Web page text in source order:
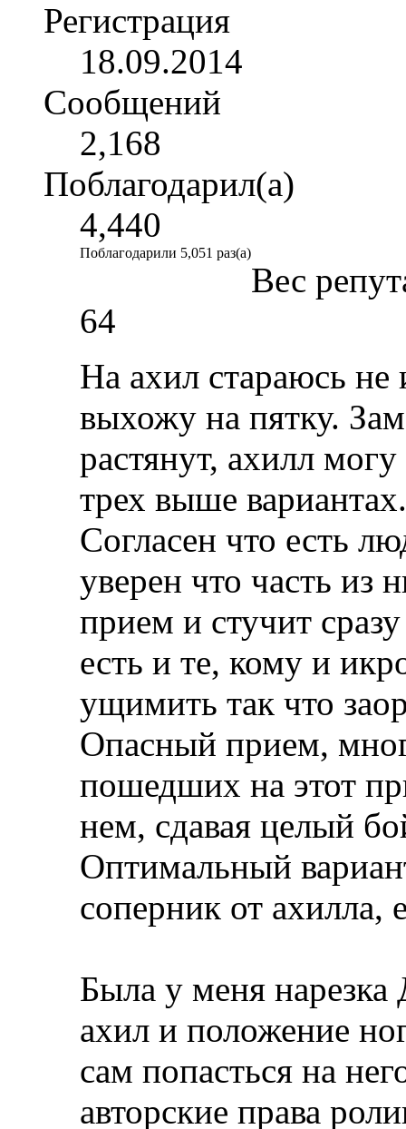
Регистрация
18.09.2014
Сообщений
2,168
Поблагодарил(а)
4,440
Поблагодарили 5,051 раз(а)
Вес
64
На ахил стараюсь не
выхожу на пятку.
растянут, ахилл
трех выше вариантах.
Согласен что есть
уверен что часть из
прием и стучит
есть и те, кому и
ущимить так что
Опасный прием,
пошедших на этот
нем, сдавая целый
Оптимальный
соперник от ахилла,
Была у меня нарезка
ахил и положение
сам попасться на
авторские права